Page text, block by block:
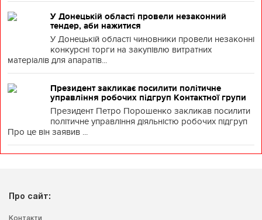
У Донецькій області провели незаконний
тендер, аби нажитися
У Донецькій області чиновники провели незаконні
конкурсні торги на закупівлю витратних
матеріалів для апаратів...
Президент закликає посилити політичне
управління робочих підгруп Контактної групи
Президент Петро Порошенко закликав посилити
політичне управління діяльністю робочих підгруп
Про це він заявив ...
Про сайт:
Контакти